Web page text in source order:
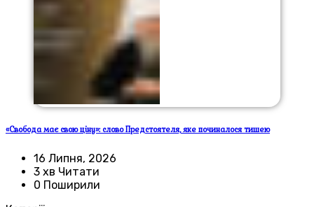
«Свобода має свою ціну»: слово Предстоятеля, яке починалося тишею
16 Липня, 2026
3 хв Читати
0 Поширили